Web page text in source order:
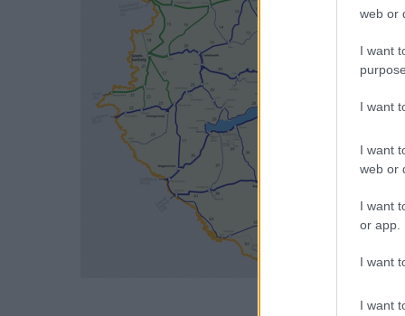
web or
I want
I want
I want
web or
I want
or app.
I want
I want